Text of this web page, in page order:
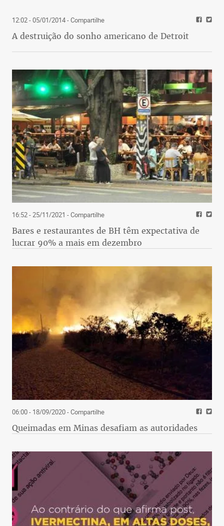
12:02 - 05/01/2014- Compartilhe
A destruição do sonho americano de Detroit
16:52 - 25/11/2021 - Compartilhe
Bares e restaurantes de BH têm expectativa de
lucrar 90% a mais em dezembro
06:00 - 18/09/2020- Compartilhe
Queimadas em Minas desafiam as autoridades